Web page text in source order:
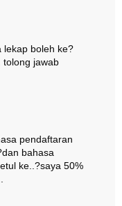
lekap boleh ke?
tolong jawab
pendaftaran
bahasa
ke..?saya 50%